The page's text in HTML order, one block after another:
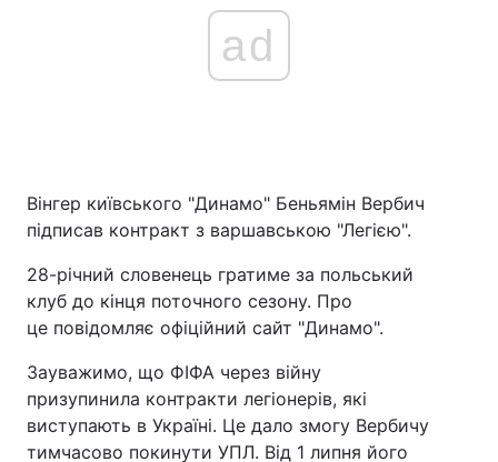
ad
Вінгер київського "Динамо" Беньямін Вербич
підписав контракт з варшавською "Легією".
28-річний словенець гратиме за польський
клуб до кінця поточного сезону. Про
це повідомляє офіційний сайт "Динамо".
Зауважимо, що ФІФА через війну
призупинила контракти легіонерів, які
виступають в Україні. Це дало змогу Вербичу
тимчасово покинути УПЛ. Від 1 липня його